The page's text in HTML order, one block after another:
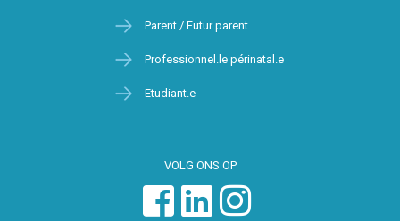
Parent / Futur parent
Professionnel.le périnatal.e
Etudiant.e
VOLG ONS OP